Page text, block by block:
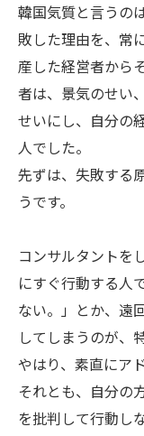
韓国気質と言うの
敗した理由を、常
産した経営者から
者は、景気のせい
せいにし、自分の
人でした。
先ずは、失敗する
うです。
コンサルタントを
にすぐ行動する人
ない。」とか、遠
してしまうのが、
やはり、素直にア
それとも、自分の
を批判して行動し